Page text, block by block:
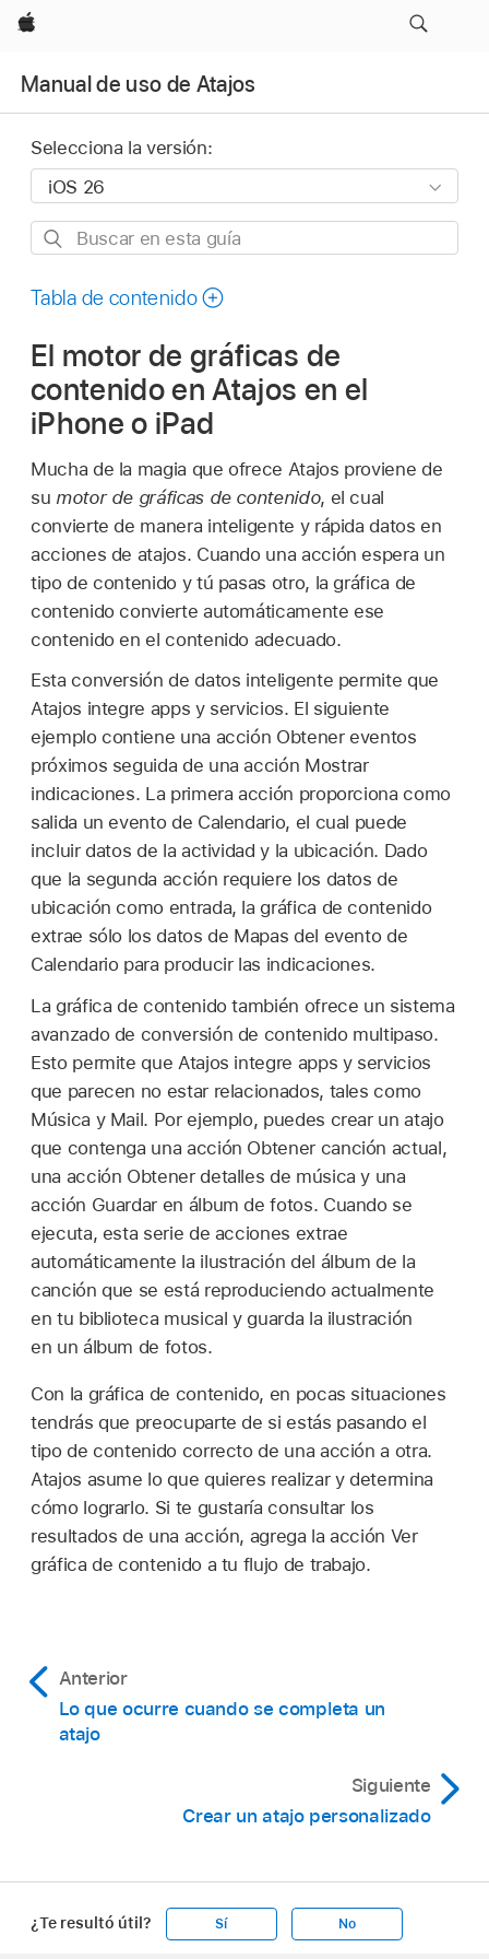
Apple
Manual de uso de Atajos
Selecciona la versión:
Buscar
esta
Tabla de contenido
El motor de gráficas de
contenido en Atajos en el
iPhone o iPad
Mucha de la magia que ofrece Atajos proviene de
su motor de gráficas de contenido, el cual
convierte de manera inteligente y rápida datos en
acciones de atajos. Cuando una acción espera un
tipo de contenido y tú pasas otro, la gráfica de
contenido convierte automáticamente ese
contenido en el contenido adecuado.
Esta conversión de datos inteligente permite que
Atajos integre apps y servicios. El siguiente
ejemplo contiene una acción Obtener eventos
próximos seguida de una acción Mostrar
indicaciones. La primera acción proporciona como
salida un evento de Calendario, el cual puede
incluir datos de la actividad y la ubicación. Dado
que la segunda acción requiere los datos de
ubicación como entrada, la gráfica de contenido
extrae sólo los datos de Mapas del evento de
Calendario para producir las indicaciones.
La gráfica de contenido también ofrece un sistema
avanzado de conversión de contenido multipaso.
Esto permite que Atajos integre apps y servicios
que parecen no estar relacionados, tales como
Música y Mail. Por ejemplo, puedes crear un atajo
que contenga una acción Obtener canción actual,
una acción Obtener detalles de música y una
acción Guardar en álbum de fotos. Cuando se
ejecuta, esta serie de acciones extrae
automáticamente la ilustración del álbum de la
canción que se está reproduciendo actualmente
en tu biblioteca musical y guarda la ilustración
en un álbum de fotos.
Con la gráfica de contenido, en pocas situaciones
tendrás que preocuparte de si estás pasando el
tipo de contenido correcto de una acción a otra.
Atajos asume lo que quieres realizar y determina
cómo lograrlo. Si te gustaría consultar los
resultados de una acción, agrega la acción Ver
gráfica de contenido a tu flujo de trabajo.
Anterior
Lo que ocurre cuando se completa un
atajo
Siguiente
Crear un atajo personalizado
¿Te resultó útil? Sí No